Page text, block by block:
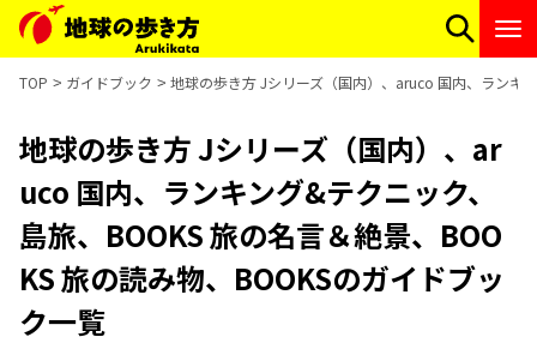
TOP ガイドブック 地球の歩き方 Jシリーズ（国内）、aruco 国内、ランキ
地球の歩き方 Jシリーズ（国内）、ar
uco 国内、ランキング&テクニック、
島旅、BOOKS 旅の名言＆絶景、BOO
KS 旅の読み物、BOOKSのガイドブッ
ク一覧